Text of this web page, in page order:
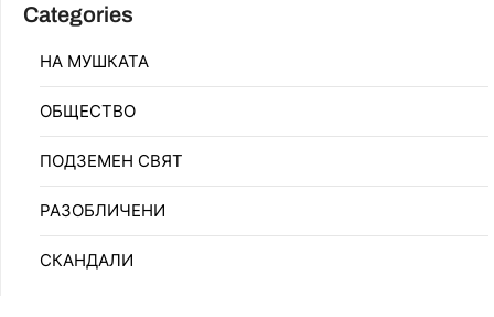
Categories
НА МУШКАТА
ОБЩЕСТВО
ПОДЗЕМЕН СВЯТ
РАЗОБЛИЧЕНИ
СКАНДАЛИ